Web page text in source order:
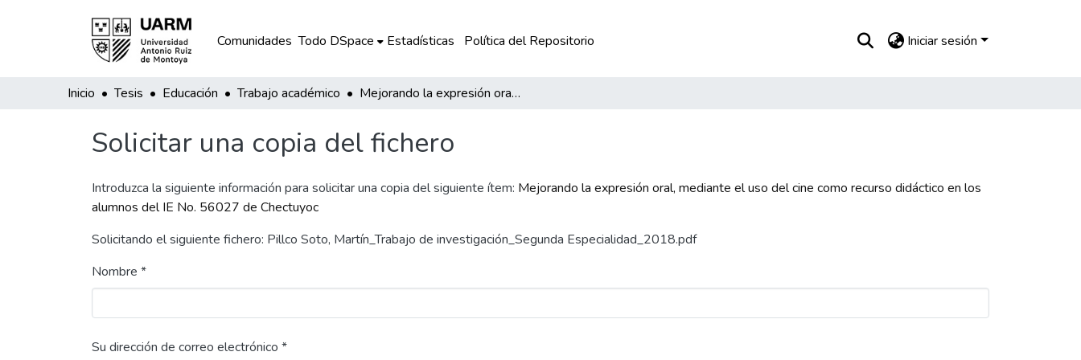
Comunidades Todo DSpace Estadísticas Política del Repositorio Iniciar sesión
Inicio Tesis Educación Trabajo académico Mejorando la expresión oral, mediante el uso del cine como recurso didáctico en los alumnos del IE No. 56027 de Chectuyoc
Solicitar una copia del fichero
Introduzca la siguiente información para solicitar una copia del siguiente ítem: Mejorando la expresión oral, mediante el uso del cine como recurso didáctico en los
alumnos del IE No. 56027 de Chectuyoc
Solicitando el siguiente fichero: Pillco Soto, Martín_Trabajo de investigación_Segunda Especialidad_2018.pdf
Nombre *
Su dirección de correo electrónico *